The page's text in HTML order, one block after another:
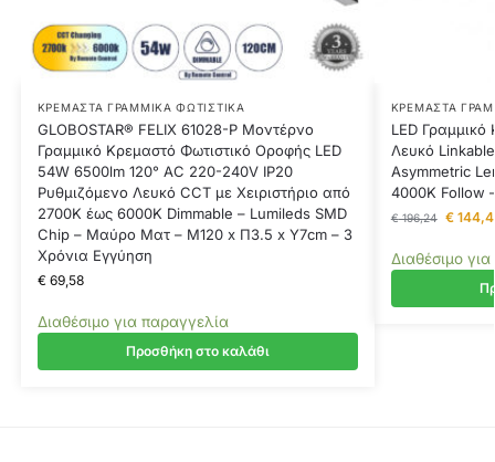
ΚΡΕΜΑΣΤΆ ΓΡΑΜΜΙΚΆ ΦΩΤΙΣΤΙΚΆ
GLOBOSTAR® FELIX 61028-P Μοντέρνο
Γραμμικό Κρεμαστό Φωτιστικό Οροφής LED
54W 6500lm 120° AC 220-240V IP20
Ρυθμιζόμενο Λευκό CCT με Χειριστήριο από
2700K έως 6000K Dimmable – Lumileds SMD
Chip – Μαύρο Ματ – Μ120 x Π3.5 x Υ7cm – 3
Χρόνια Εγγύηση
€69,58
Διαθέσιμο για παραγγελία
Προσθήκη στο καλάθι
ΚΡΕΜΑΣΤΆ
LED Γραμμικό
Λευκό
Asymmetric
4000K Follow
€196,24 €
Διαθέσιμο